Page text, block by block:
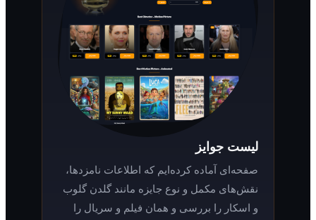
لیست جوایز
صفحه‌ای آماده کرده‌ایم که اطلاعات نامزدها،
نقش‌های مکمل و نوع جایزه مانند گلدن گلوب
و اسکار را بررسی و همان فیلم و سریال را